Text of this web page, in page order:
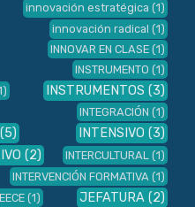
innovación estratégica (1)
innovación radical (1)
INNOVAR EN CLASE (1)
INSTRUMENTO (1)
INSTRUMENTOS (3)
INTEGRACIÓN (1)
(5) INTENSIVO (3)
(2) INTERCULTURAL (1)
INTERVENCIÓN FORMATIVA (1)
(1) JEFATURA (2)